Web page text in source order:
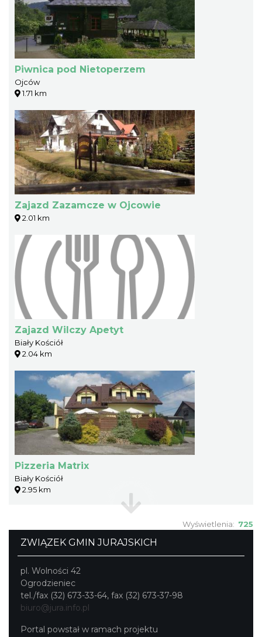
Piwnica pod Nietoperzem
Ojców
1.71 km
Zajazd Zazamcze w Ojcowie
2.01 km
Zajazd Wilczy Apetyt
Biały Kościół
2.04 km
Pizzeria Matrix
Biały Kościół
2.95 km
Wyświetlenia: 725
ZWIĄZEK GMIN JURAJSKICH
pl. Wolności 42
Ogrodzieniec
tel./fax (32) 673-33-64, fax (32) 673-37-98
biuro@jura.info.pl
Portal powstał w ramach projektu